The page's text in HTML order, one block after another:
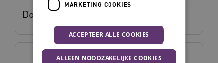
Dominic Vestering
MARKETING COOKIES
ACCEPTEER ALLE COOKIES
ALLEEN NOODZAKELIJKE COOKIES